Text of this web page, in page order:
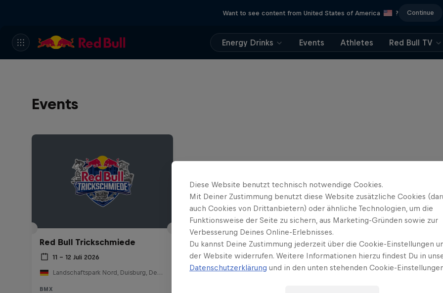
Want to see content from United States of America ? Continue
Energy Drinks Events Athletes Red Bull TV
Events
Red Bull Trickschmiede
11 – 12 Juli 2026
Landschaftspark Nord, Duisburg, Deutschland
BMX
Diese Website benutzt technisch notwendige Cookies.
Mit Deiner Zustimmung benutzt diese Website zusätzliche Cookies
auch Cookies von Drittanbietern) oder ähnliche Technologien, um die
Funktionsweise der Seite zu sichern, aus Marketing-Gründen sowie zur
Verbesserung Deines Online-Erlebnisses.
Du kannst Deine Zustimmung jederzeit über die Cookie-Einstellungen
der Website widerrufen. Weitere Informationen hierzu findest Du in
Datenschutzerklärung und in den unten stehenden Cookie-